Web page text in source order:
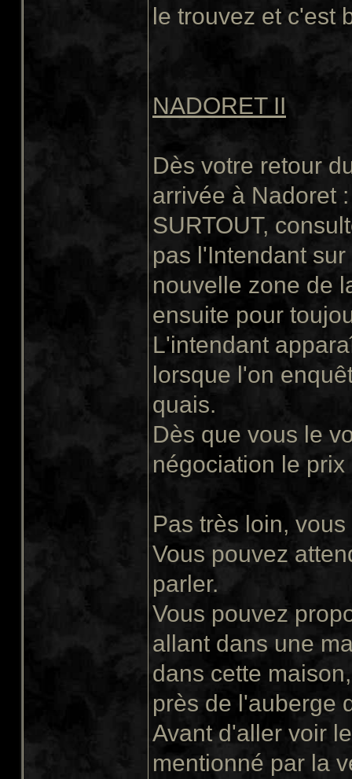
le trouvez et c'est
NADORET II
Dès votre retour
arrivée à Nadoret :
SURTOUT,
pas l'Intendant
nouvelle zone de
ensuite pour
L'intendant
lorsque l'on
quais.
Dès que vous le
négociation le
Pas très loin,
Vous pouvez
parler.
Vous pouvez
allant dans une
dans cette
près de l'auberge
Avant d'aller voir
mentionné par la